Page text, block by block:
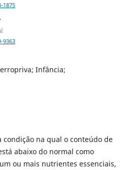
1875
9363
Infância;
condição na qual o conteúdo de
abaixo do normal como
ou mais nutrientes essenciais,